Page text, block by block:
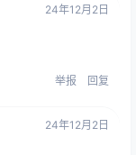
24年12月2日
举报 回复
24年12月2日